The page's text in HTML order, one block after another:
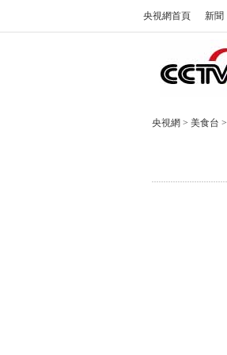
央視網首頁 新聞
央視網 > 美食台 >